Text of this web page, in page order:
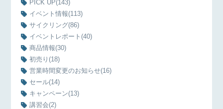
PICK UP(143)
イベント情報(113)
サイクリング(86)
イベントレポート(40)
商品情報(30)
初売り(18)
営業時間変更のお知らせ(16)
セール(14)
キャンペーン(13)
講習会(2)